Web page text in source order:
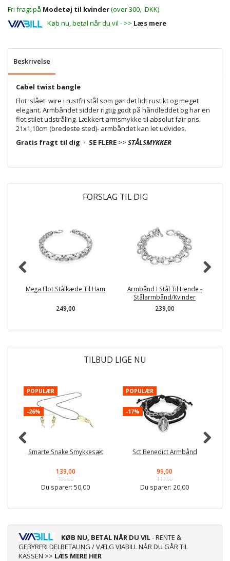
Fri fragt på Modetøj til kvinder(over 300,- DKK)
Køb nu, betal når du vil - >> Læs mere
Beskrivelse
Cabel twist bangle
Flot 'slået' wire i rustfri stål som gør det lidt rustikt og meget
elegant. Armbåndet sidder rigtig godt på håndleddet og har en
flot stilet udstråling. Lækkert armsmykke til absolut fair pris.
21x1,10cm (bredeste sted)- armbåndet kan let udvides.
Gratis fragt til dig - SE FLERE >> STÅLSMYKKER
FORSLAG TIL DIG
Mega Flot Stålkæde Til Ham
249,00
Armbånd I Stål Til Hende -
Stålarmbånd/Kvinder
239,00
TILBUD LIGE NU
POPULÆR
-26%
Smarte Snake Smykkesæt
139,00
189,00
Du sparer: 50,00
POPULÆR
-17%
Sct Benedict Armbånd
99,00
119,00
Du sparer: 20,00
KØB NU, BETAL NÅR DU VIL- RENTE &
GEBYRFRI DELBETALING / VÆLG VIABILL NÅR DU GÅR TIL
KASSEN >> LÆS MERE HER